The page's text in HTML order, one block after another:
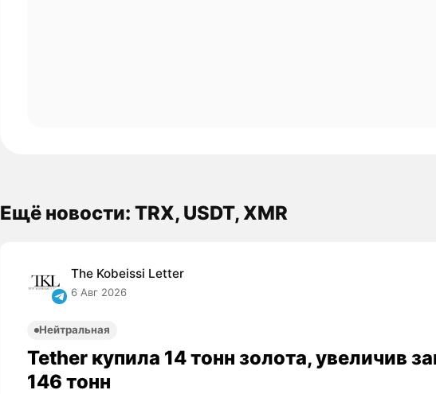
Ещё новости: TRX, USDT, XMR
The Kobeissi Letter
6 Авг 2026
Нейтральная
Tether купила 14 тонн золота, увеличив
146 тонн